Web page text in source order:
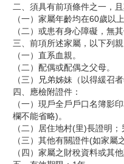
二、須具有前項條件之一，
（一）家屬年齡均在60歲以
（二）或患有身心障礙，無
三、前項所述家屬，以下列
（一）直系血親。
（二）配偶或配偶之父母。
（三）兄弟姊妹（以得緩召
四、應檢附證件：
（一）現戶全戶戶口名簿影
欄不能省略)。
（二）居住地村(里)長證明
（三）其他有關證件(如家
（四）家屬之財稅資料或其他